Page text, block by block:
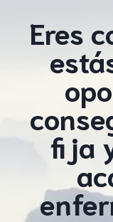
Eres
fija